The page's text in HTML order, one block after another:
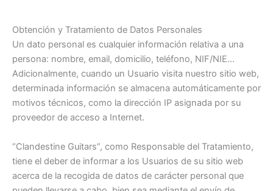
Obtención y Tratamiento de Datos Personales
Un dato personal es cualquier información relativa a una
persona: nombre, email, domicilio, teléfono, NIF/NIE…
Adicionalmente, cuando un Usuario visita nuestro sitio web,
determinada información se almacena automáticamente por
motivos técnicos, como la dirección IP asignada por su
proveedor de acceso a Internet.
“Clandestine Guitars”, como Responsable del Tratamiento,
tiene el deber de informar a los Usuarios de su sitio web
acerca de la recogida de datos de carácter personal que